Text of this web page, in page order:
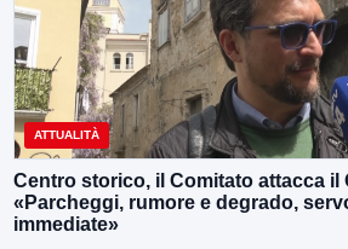
ATTUALITÀ
Centro storico, il Comitato attacca il
«Parcheggi, rumore e degrado,
immediate»